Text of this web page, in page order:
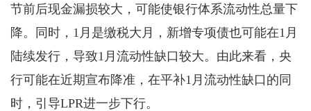
节前后现金漏损较大，可能使银行体系流动性总量下
降。同时，1月是缴税大月，新增专项债也可能在1月
陆续发行，导致1月流动性缺口较大。由此来看，央
行可能在近期宣布降准，在平补1月流动性缺口的同
时，引导LPR进一步下行。